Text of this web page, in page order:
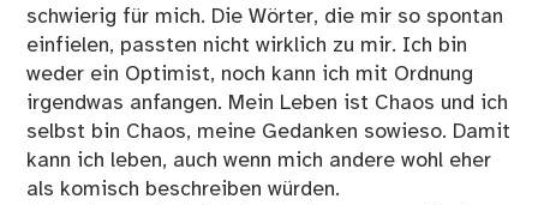
schwierig für mich. Die Wörter, die mir so spontan
einfielen, passten nicht wirklich zu mir. Ich bin
weder ein Optimist, noch kann ich mit Ordnung
irgendwas anfangen. Mein Leben ist Chaos und ich
selbst bin Chaos, meine Gedanken sowieso. Damit
kann ich leben, auch wenn mich andere wohl eher
als komisch beschreiben würden.